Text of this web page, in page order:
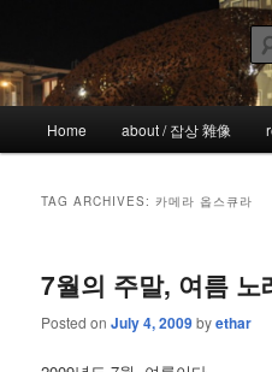
primary
content
secondary
content!wicked
the more I see the less I know
Home about / 잡상 雜像
TAG ARCHIVES:카메라 옵스큐라
7월의 주말, 여름 노
Posted onJuly 4, 2009byethar